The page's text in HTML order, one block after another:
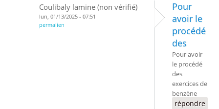
Coulibaly lamine (non vérifié)
lun, 01/13/2025 - 07:51
permalien
Pour
avoir le
procédé
des
Pour avoir
le procédé
des
exercices de
benzène
répondre